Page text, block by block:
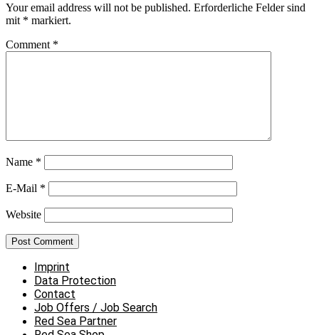
Your email address will not be published. Erforderliche Felder sind
mit * markiert.
Comment *
Name *
E-Mail *
Website
Imprint
Data Protection
Contact
Job Offers / Job Search
Red Sea Partner